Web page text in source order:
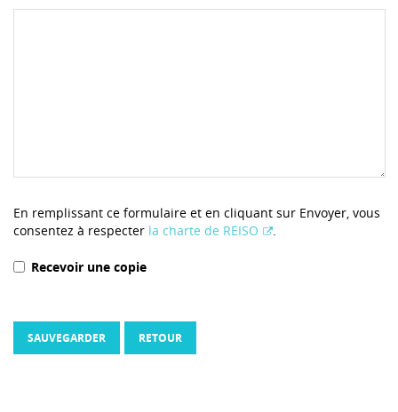
En remplissant ce formulaire et en cliquant sur Envoyer, vous
consentez à respecter la charte de REISO .
Recevoir une copie
SAUVEGARDER RETOUR